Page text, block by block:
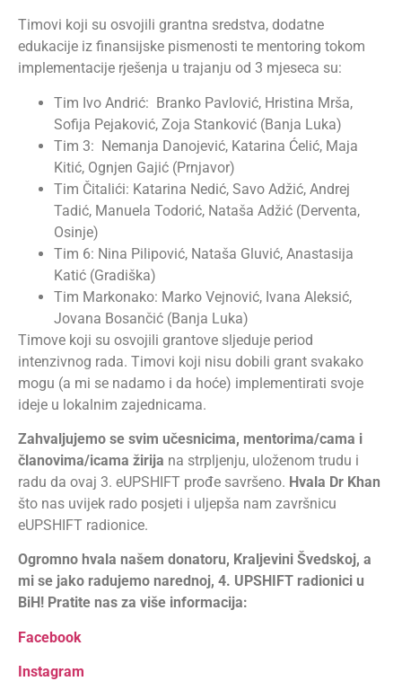
Timovi koji su osvojili grantna sredstva, dodatne
edukacije iz finansijske pismenosti te mentoring tokom
implementacije rješenja u trajanju od 3 mjeseca su:
Tim Ivo Andrić: Branko Pavlović, Hristina Mrša,
Sofija Pejaković, Zoja Stanković (Banja Luka)
Tim 3: Nemanja Danojević, Katarina Ćelić, Maja
Kitić, Ognjen Gajić (Prnjavor)
Tim Čitalići: Katarina Nedić, Savo Adžić, Andrej
Tadić, Manuela Todorić, Nataša Adžić (Derventa,
Osinje)
Tim 6: Nina Pilipović, Nataša Gluvić, Anastasija
Katić (Gradiška)
Tim Markonako: Marko Vejnović, Ivana Aleksić,
Jovana Bosančić (Banja Luka)
Timove koji su osvojili grantove sljeduje period
intenzivnog rada. Timovi koji nisu dobili grant svakako
mogu (a mi se nadamo i da hoće) implementirati svoje
ideje u lokalnim zajednicama.
Zahvaljujemo se svim učesnicima, mentorima/cama i
članovima/icama žirija na strpljenju, uloženom trudu i
radu da ovaj 3. eUPSHIFT prođe savršeno. Hvala Dr Khan
što nas uvijek rado posjeti i uljepša nam završnicu
eUPSHIFT radionice.
Ogromno hvala našem donatoru, Kraljevini Švedskoj, a
mi se jako radujemo narednoj, 4. UPSHIFT radionici u
BiH! Pratite nas za više informacija:
Facebook
Instagram